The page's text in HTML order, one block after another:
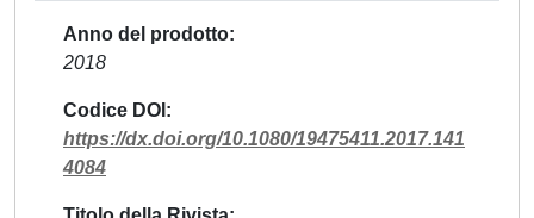
Anno del prodotto
2018
Codice DOI
https://dx.doi.org/10.1080/19475411.2017.141
4084